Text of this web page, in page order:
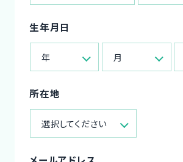
生年月日
年 月
所在地
選択してください
メールアドレス